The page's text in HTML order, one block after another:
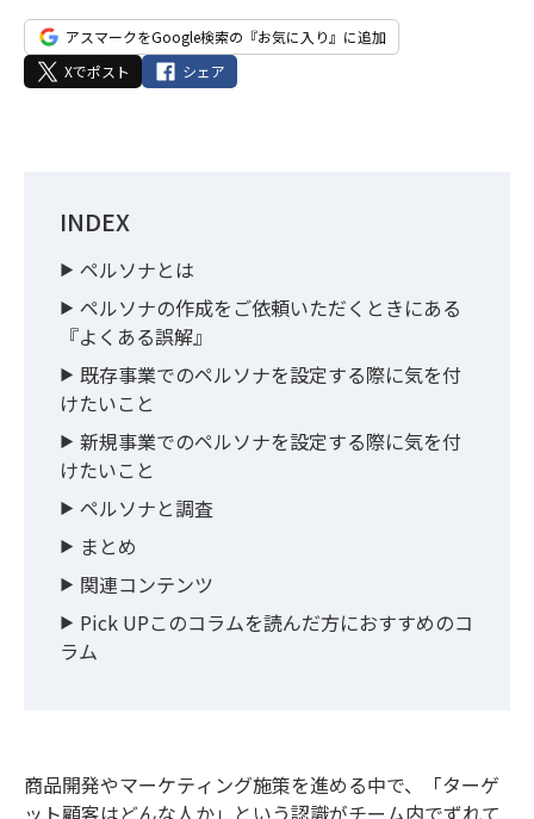
アスマークをGoogle検索の『お気に入り』に追加
Xでポスト
シェア
INDEX
ペルソナとは
ペルソナの作成をご依頼いただくときにある
『よくある誤解』
既存事業でのペルソナを設定する際に気を付
けたいこと
新規事業でのペルソナを設定する際に気を付
けたいこと
ペルソナと調査
まとめ
関連コンテンツ
Pick UPこのコラムを読んだ方におすすめのコ
ラム
商品開発やマーケティング施策を進める中で、「ターゲ